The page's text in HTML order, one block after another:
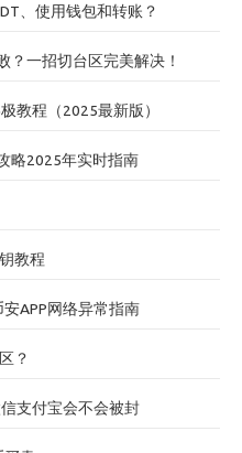
、使用钱包和转账？
？一招切台区完美解决！
教程（2025最新版）
略2025年实时指南
教程
APP网络异常指南
？
支付宝会不会被封